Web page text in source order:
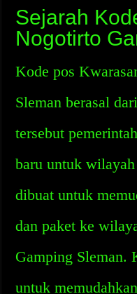
Sejarah
Nogotirto
Kode pos
Sleman berasal
tersebut
baru untuk
dibuat untuk
dan paket ke
Gamping Sleman.
untuk